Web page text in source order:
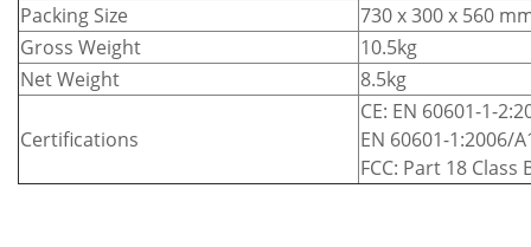
Packing Size
730 x 300 x 560
Gross Weight
10.5kg
Net Weight
8.5kg
Certifications
CE: EN 60601-1-
EN 60601-1:2006/
FCC: Part 18 Class